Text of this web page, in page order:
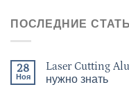
ПОСЛЕДНИЕ
28
Ноя
Laser Cutting
нужно знать